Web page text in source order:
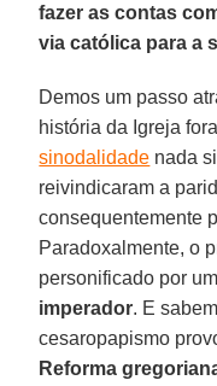
fazer as contas
via católica para a
Demos um passo
história da Igreja
sinodalidade nada
reivindicaram a
consequentemente
Paradoxalmente, o
personificado por
imperador. E
cesaropapismo
Reforma